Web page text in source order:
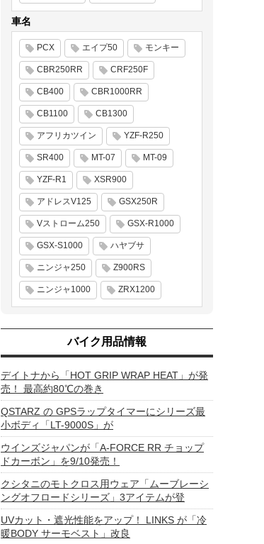
車名
PCX エイプ50 モンキー
CBR250RR CRF250F
CB400 CBR1000RR
CB1100 CB1300
アフリカツイン YZF-R250
SR400 MT-07 MT-09
YZF-R1 XSR900
アドレスV125 GSX250R
Vストローム250 GSX-R1000
GSX-S1000 ハヤブサ
ニンジャ250 Z900RS
ニンジャ1000 ZRX1200
バイク用品情報
デイトナから「HOT GRIP WRAP HEAT」が発
売！ 最高約80℃の巻き
QSTARZ の GPSラップタイマーにシリーズ最
小ボディ「LT-9000S」が
ウインズジャパンが「A-FORCE RR チョップ
ドカーボン」を9/10発売！
クシタニのモトクロス用ウェア「ムーブレーシ
ングオフロードシリーズ」3アイテムが登
UVカット・遮光性能をアップ！ LINKS が「冷
暖BODY サーモベスト」改良